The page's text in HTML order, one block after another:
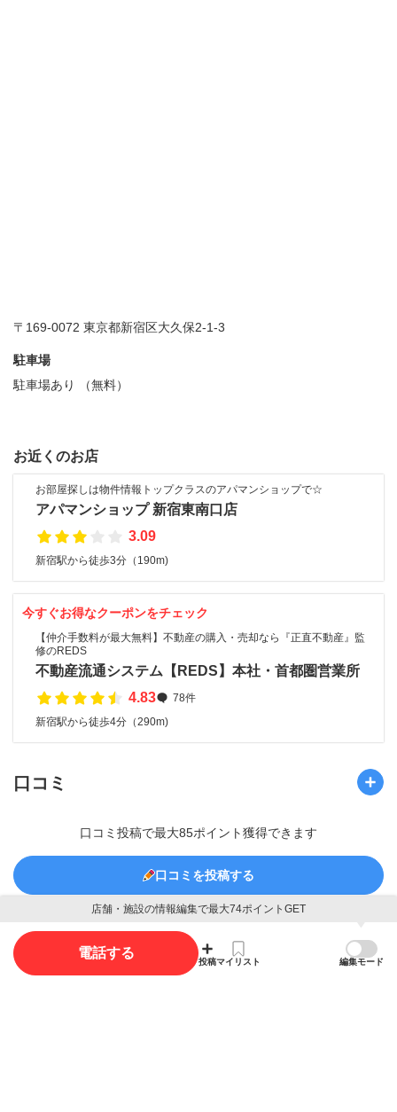
〒169-0072 東京都新宿区大久保2-1-3
駐車場
駐車場あり （無料）
お近くのお店
お部屋探しは物件情報トップクラスのアパマンショップで☆
アパマンショップ 新宿東南口店
3.09
新宿駅から徒歩3分（190m)
今すぐお得なクーポンをチェック
【仲介手数料が最大無料】不動産の購入・売却なら『正直不動産』監
修のREDS
不動産流通システム【REDS】本社・首都圏営業所
4.83
78件
新宿駅から徒歩4分（290m)
口コミ
口コミ投稿で最大85ポイント獲得できます
口コミを投稿する
写真
店舗・施設の情報編集で最大74ポイントGET
電話する
投稿マイリスト 編集モード